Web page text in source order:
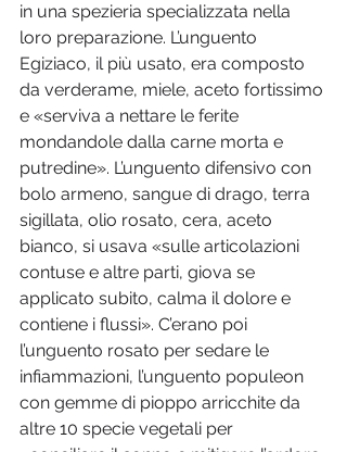
in una spezieria specializzata nella
loro preparazione. L’unguento
Egiziaco, il più usato, era composto
da verderame, miele, aceto fortissimo
e «serviva a nettare le ferite
mondandole dalla carne morta e
putredine». L’unguento difensivo con
bolo armeno, sangue di drago, terra
sigillata, olio rosato, cera, aceto
bianco, si usava «sulle articolazioni
contuse e altre parti, giova se
applicato subito, calma il dolore e
contiene i flussi». C’erano poi
l’unguento rosato per sedare le
infiammazioni, l’unguento populeon
con gemme di pioppo arricchite da
altre 10 specie vegetali per